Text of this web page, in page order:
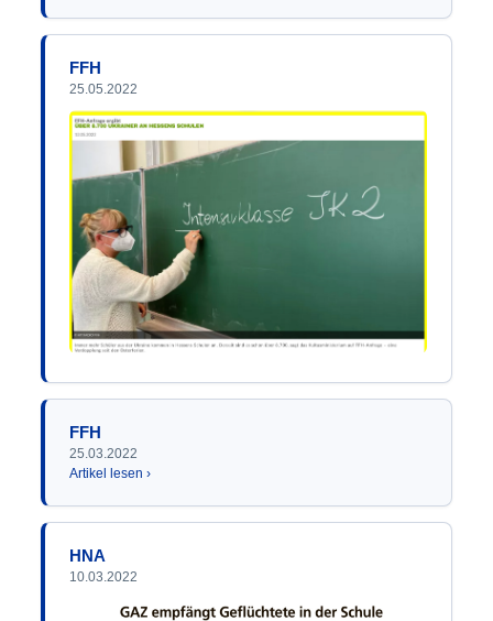
FFH
25.05.2022
FFH
25.03.2022
Artikel lesen ›
HNA
10.03.2022